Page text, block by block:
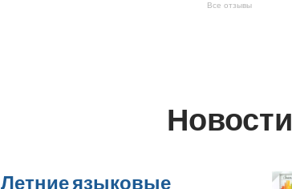
Все отзывы
Новости
Летние языковые